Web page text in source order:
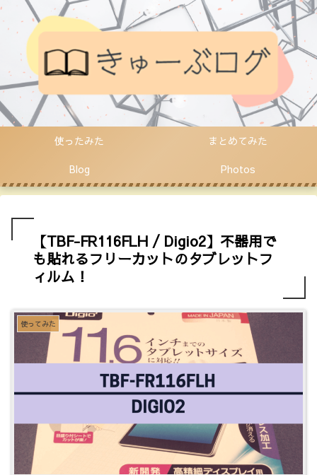
使ったみた
まとめてみた
Blog
Photos
【TBF-FR116FLH / Digio2】不器用で
も貼れるフリーカットのタブレットフ
ィルム！
使ってみた